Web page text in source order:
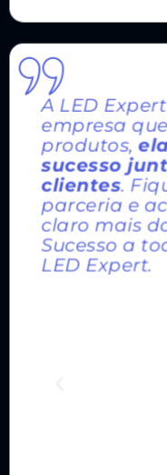
A LED
empresa
produtos,
sucesso
clientes.
parceria e
claro mais
Sucesso a
LED Expert.